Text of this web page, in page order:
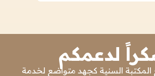
لدعمكم
المكتبة السنية كجهد متواضع لخدمة